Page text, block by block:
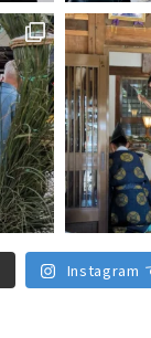
Instagram